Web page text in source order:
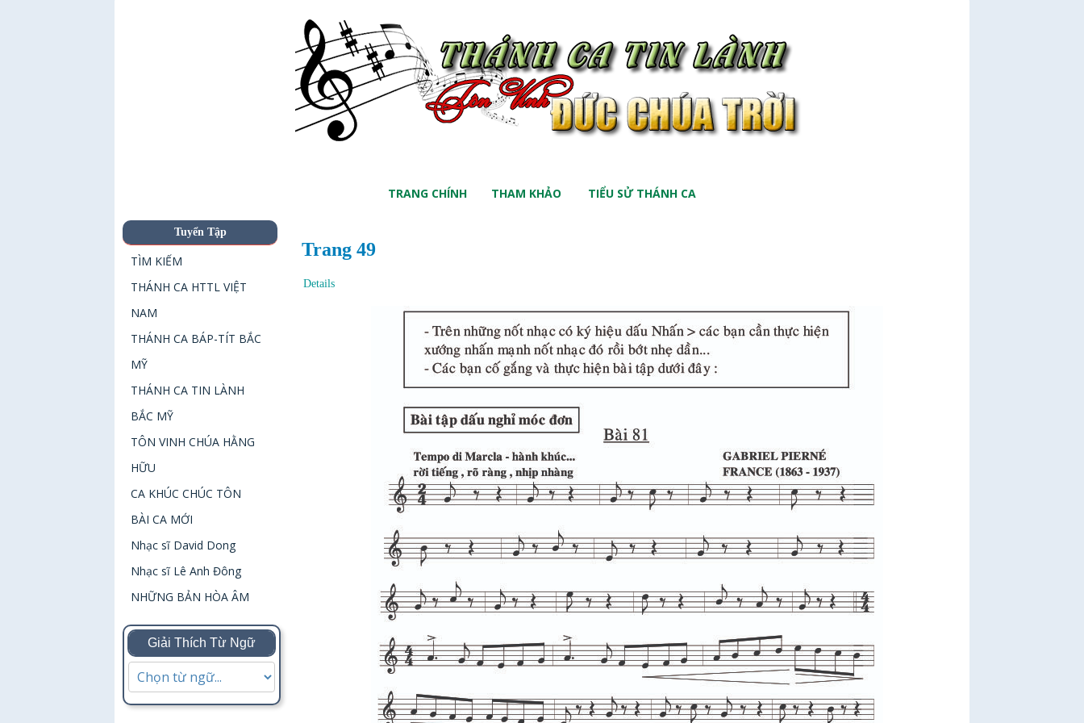
TRANG CHÍNH THAM KHẢO TIỂU SỬ THÁNH CA
Tuyển Tập
TÌM KIẾM
THÁNH CA HTTL VIỆT
NAM
THÁNH CA BÁP-TÍT BẮC
MỸ
THÁNH CA TIN LÀNH
BẮC MỸ
TÔN VINH CHÚA HẰNG
HỮU
CA KHÚC CHÚC TÔN
BÀI CA MỚI
Nhạc sĩ David Dong
Nhạc sĩ Lê Anh Đông
NHỮNG BẢN HÒA ÂM
Giải Thích Từ Ngữ
Trang 49
Details